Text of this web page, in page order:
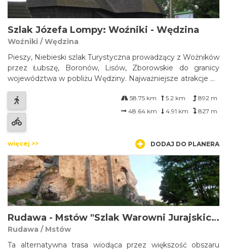
Szlak Józefa Lompy: Woźniki - Wędzina
Woźniki / Wędzina
Pieszy, Niebieski szlak Turystyczna prowadzący z Woźników
przez Łubszę, Boronów, Lisów, Zborowskie do granicy
województwa w pobliżu Wędziny. Najważniejsze atrakcje do
woźnickiej, układ urbanistyczny Woźnik z rynkiem i
klasycystycznym ratuszem z 1862, ...
58.75 km 5.2 km
892 m
48.64 km
4.91 km 827 m
więcej >> DODAJ DO PLANERA
Rudawa - Mstów "Szlak Warowni Jurajskich"
Rudawa / Mstów
Ta alternatywna trasa wiodąca przez większość obszaru